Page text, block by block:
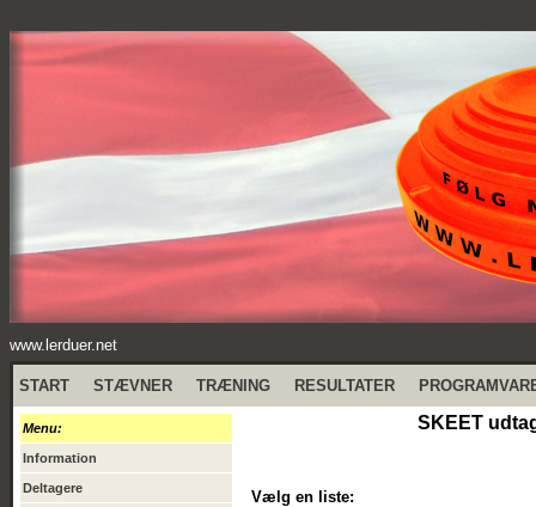
www.lerduer.net
START STÆVNER TRÆNING RESULTATER
Menu:
Information
Deltagere
SKEET
Vælg en liste: